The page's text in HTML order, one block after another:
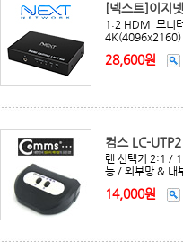
[넥스트]이지
1:2 HDMI 모니
4K(4096x2160)
28,600원
컴스 LC-
랜 선택기 2:1 /
능 / 외부망 & 내
14,000원